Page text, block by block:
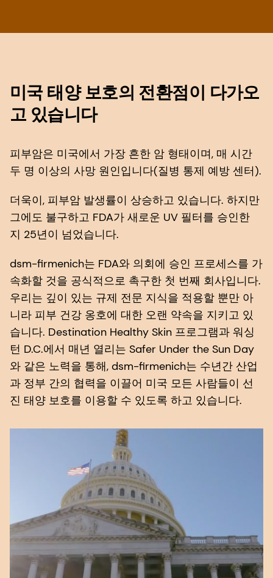
미국 태양 보호의 전환점이 다가오
고 있습니다
피부암은 미국에서 가장 흔한 암 형태이며, 매 시간
두 명 이상의 사망 원인입니다(질병 통제 예방 센터).
더욱이, 피부암 발생률이 상승하고 있습니다. 하지만
그에도 불구하고 FDA가 새로운 UV 필터를 승인한
지 25년이 넘었습니다.
dsm-firmenich는 FDA와 의회에 승인 프로세스를 가
속화할 것을 공식적으로 촉구한 첫 번째 회사입니다.
우리는 깊이 있는 규제 전문 지식을 적용할 뿐만 아
니라 피부 건강 옹호에 대한 오랜 약속을 지키고 있
습니다. Destination Healthy Skin 프로그램과 워싱
턴 D.C.에서 매년 열리는 Safer Under the Sun Day
와 같은 노력을 통해, dsm-firmenich는 수년간 산업
과 정부 간의 협력을 이끌어 미국 모든 사람들이 선
진 태양 보호를 이용할 수 있도록 하고 있습니다.